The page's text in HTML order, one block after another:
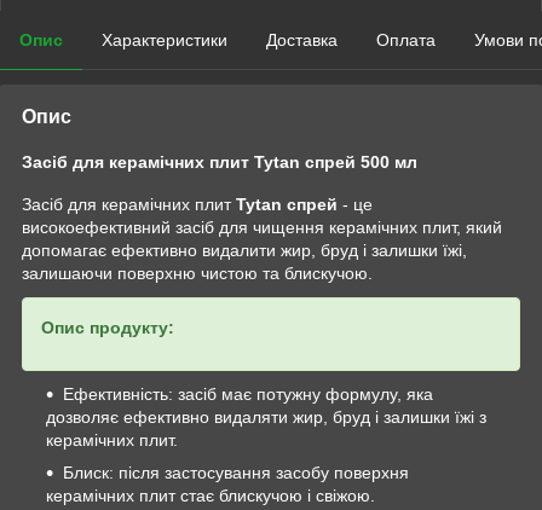
Опис Характеристики Доставка Оплата Умови
Опис
Засіб для керамічних плит Tytan спрей 500 мл
Засіб для керамічних плитTytan спрей - це
високоефективний засіб для чищення керамічних плит, який
допомагає ефективно видалити жир, бруд і залишки їжі,
залишаючи поверхню чистою та блискучою.
Опис продукту:
Ефективність: засіб має потужну формулу, яка
дозволяє ефективно видаляти жир, бруд і залишки їжі з
керамічних плит.
Блиск: після застосування засобу поверхня
керамічних плит стає блискучою і свіжою.